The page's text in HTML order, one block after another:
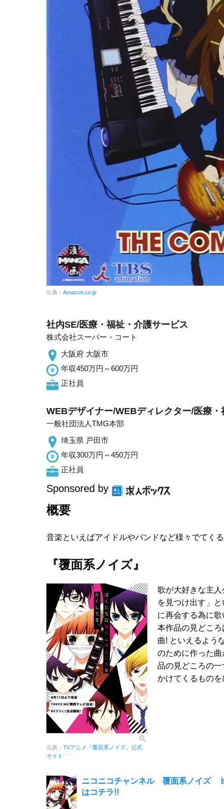
出典： Amazon.co.jp
社内SE/医療・福祉・介護サービス
株式会社スーパー・コート
大阪府 大阪市
年収450万円～600万円
正社員
WEBデザイナー/WEBディレクター/医療・
一般社団法人TMG本部
埼玉県 戸田市
年収300万円～450万円
正社員
Sponsored by
概要
音楽といえばアイドルやバンドなど様々でてく
『覆面系ノイズ』
出典： TVアニメ『覆面系ノイズ』公式
サイト
歌が大好きな主
を見つけ出す」
に再会する為に歌
本作品の見どこ
曲! といえるよう
のために作った
品の見どころの
かけてくるものを
ニコニコチャンネル 覆面系ノイズ
はコチラ!!